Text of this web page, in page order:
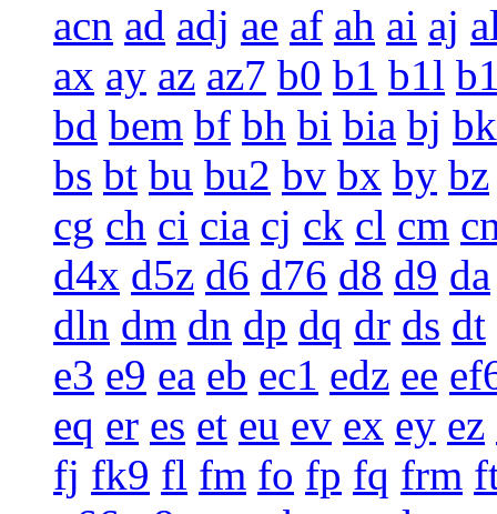
acn ad adj ae af ah ai aj
ax ay az az7 b0 b1 b1l
bd bem bf bh bi bia bj bk
bs bt bu bu2 bv bx by bz
cg ch ci cia cj ck cl cm
d4x d5z d6 d76 d8 d9 da
dln dm dn dp dq dr ds dt
e3 e9 ea eb ec1 edz ee
eq er es et eu ev ex ey ez
fj fk9 fl fm fo fp fq frm